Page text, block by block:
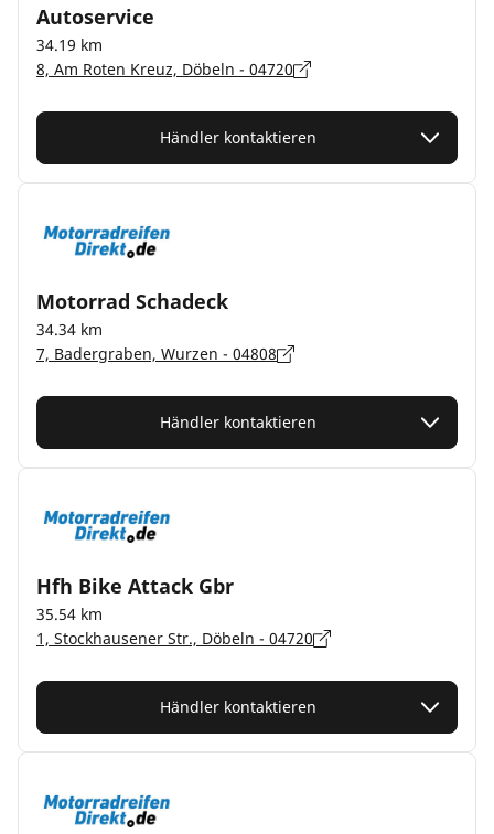
Autoservice
34.19 km
8, Am Roten Kreuz, Döbeln - 04720
Händler kontaktieren
Motorrad Schadeck
34.34 km
7, Badergraben, Wurzen - 04808
Händler kontaktieren
Hfh Bike Attack Gbr
35.54 km
1, Stockhausener Str., Döbeln - 04720
Händler kontaktieren